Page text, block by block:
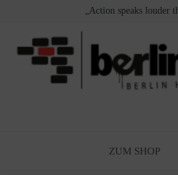
springen
„Action speaks louder
ZUM SHOP